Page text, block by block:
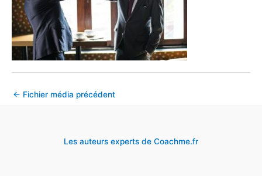
← Fichier média précédent
Les auteurs experts de Coachme.fr